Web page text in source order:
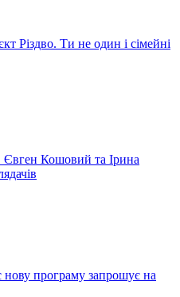
Різдво. Ти не один і сімейні
Євген Кошовий та Ірина
нову програму запрошує на